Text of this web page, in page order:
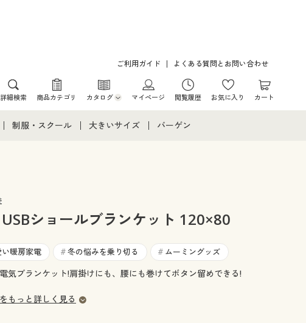
ご利用ガイド よくある質問とお問い合わせ
詳細検索 商品カテゴリ カタログ
カタログ・チラシからのご注文
マイページ 閲覧履歴 お気に入り カート
制服・スクール
ジュニア・ティーンズ下着
大きいサイズ
大きいサイズ レディース下着
大きいサイズ メンズ
大きいサイズ 事務・制服
バーゲン
ショールブランケット 120×80
暖房家電 # 冬の悩みを乗り切る # ムーミングッズ
気ブランケット!肩掛けにも、腰にも巻けてボタン留めできる!
もっと詳しく見る